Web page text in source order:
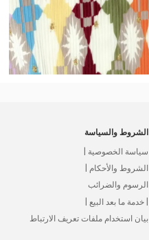
الشروط والسياسة
سياسة الخصوصية |
الشروط والأحكام |
الرسوم والضرائب
| خدمة ما بعد البيع |
بيان استخدام ملفات تعريف الارتباط